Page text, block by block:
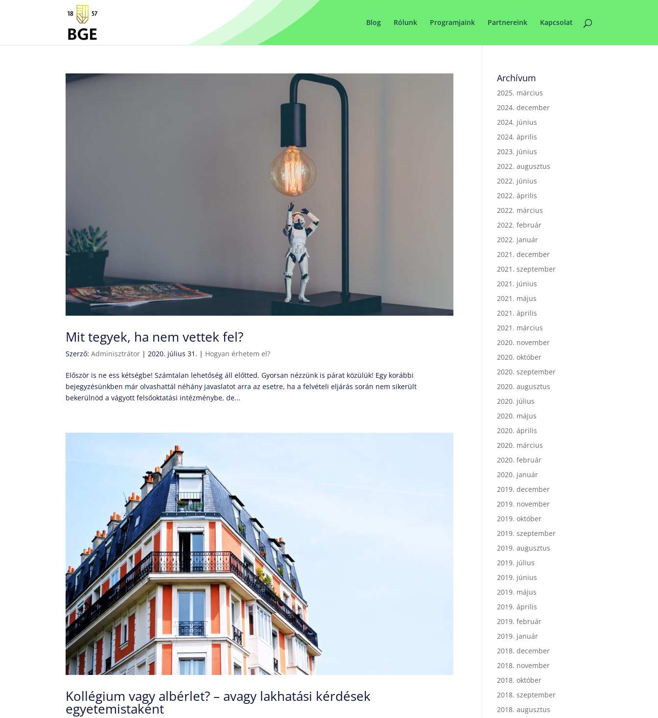
Blog Rólunk Programjaink Partnereink Kapcsolat
Mit tegyek, ha nem vettek fel?
Szerző:Adminisztrátor | 2020. július 31. | Hogyan érhetem el?
Először is ne ess kétségbe! Számtalan lehetőség áll előtted. Gyorsan nézzünk is párat közülük! Egy korábbi
bejegyzésünkben már olvashattál néhány javaslatot arra az esetre, ha a felvételi eljárás során nem sikerült
bekerülnöd a vágyott felsőoktatási intézménybe, de...
Kollégium vagy albérlet? – avagy lakhatási kérdések
egyetemistaként
Archívum
2025. március
2024. december
2024. június
2024. április
2023. június
2022. augusztus
2022. június
2022. április
2022. március
2022. február
2022. január
2021. december
2021. szeptember
2021. június
2021. május
2021. április
2021. március
2020. november
2020. október
2020. szeptember
2020. augusztus
2020. július
2020. május
2020. április
2020. március
2020. február
2020. január
2019. december
2019. november
2019. október
2019. szeptember
2019. augusztus
2019. július
2019. június
2019. május
2019. április
2019. február
2019. január
2018. december
2018. november
2018. október
2018. szeptember
2018. augusztus